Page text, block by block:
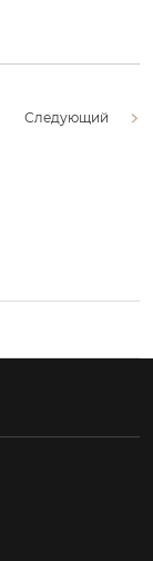
Следующий